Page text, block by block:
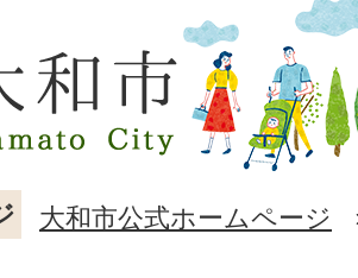
大和市公式ホームページ